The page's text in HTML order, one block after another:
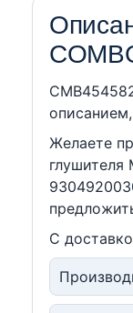
Желаете
глушителя
С